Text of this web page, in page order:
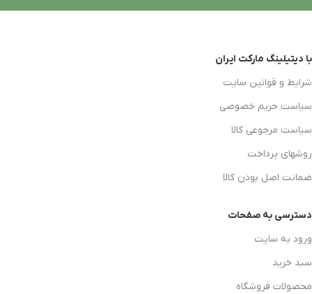
با دیتیلینگ مارکت ایران
شرایط و قوانین سایت
سیاست حریم خصوصی
سیاست مرجوعی کالا
روشهای پرداخت
ضمانت اصل بودن کالا
دسترسی به صفحات
ورود به سایت
سبد خرید
محصولات فروشگاه